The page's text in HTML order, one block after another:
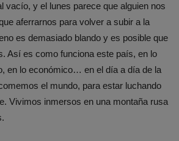
vacío, y el lunes parece que alguien nos
aferrarnos para volver a subir a la
es demasiado blando y es posible que
Así es como funciona este país, en lo
en lo económico… en el día a día de la
el mundo, para estar luchando
Vivimos inmersos en una montaña rusa